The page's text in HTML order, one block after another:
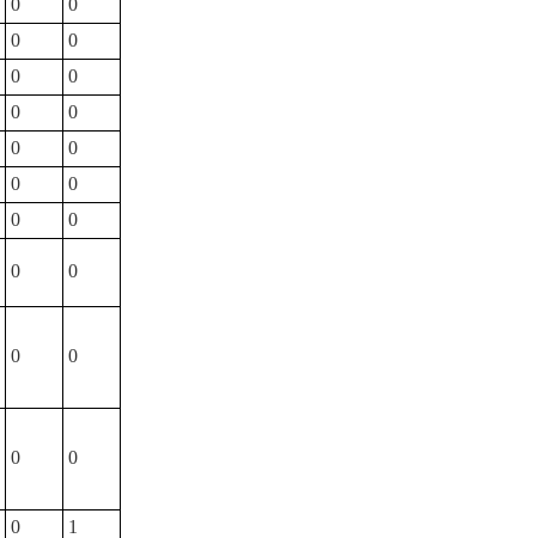
0
0
0
0
0
0
0
0
0
0
0
0
0
0
0 0
0 0
0 0
0
1